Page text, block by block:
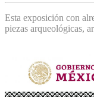
Esta exposición con
piezas arqueológicas,